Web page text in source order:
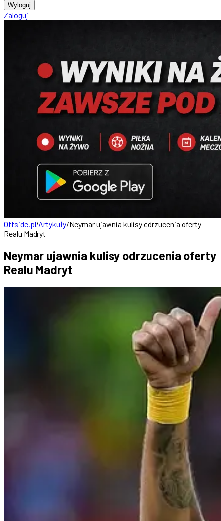
Wyloguj
Zaloguj
Offside.pl/Artykuły/Neymar ujawnia kulisy odrzucenia oferty
Realu Madryt
Neymar ujawnia kulisy odrzucenia oferty
Realu Madryt